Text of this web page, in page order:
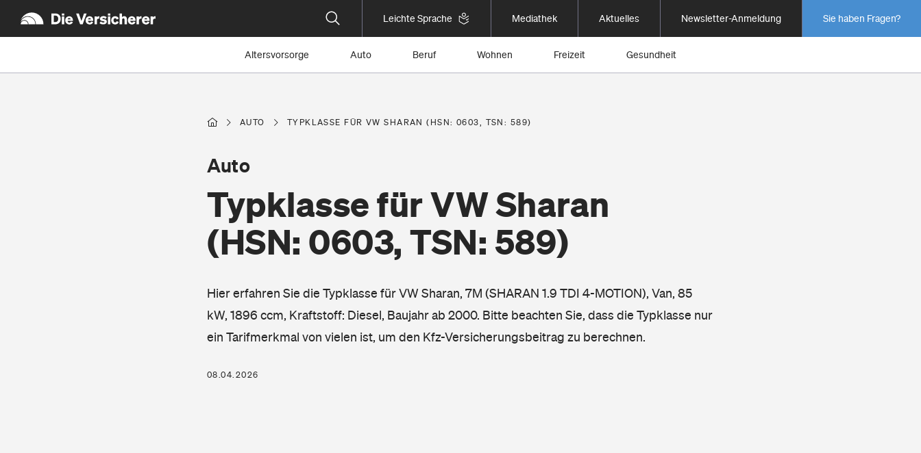
Leichte Sprache Mediathek Aktuelles Newsletter-Anmeldung Sie haben Fragen?
Altersvorsorge Auto Beruf Wohnen Freizeit Gesundheit
AUTO TYPKLASSE FÜR VW SHARAN (HSN: 0603, TSN: 589)
Typklasse für VW Sharan
(HSN: 0603, TSN: 589)
Auto
Hier erfahren Sie die Typklasse für VW Sharan, 7M (SHARAN 1.9 TDI 4-MOTION), Van, 85
kW, 1896 ccm, Kraftstoff: Diesel, Baujahr ab 2000. Bitte beachten Sie, dass die Typklasse nur
ein Tarifmerkmal von vielen ist, um den Kfz-Versicherungsbeitrag zu berechnen.
08.04.2026